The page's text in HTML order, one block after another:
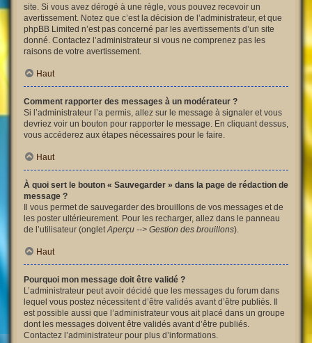
site. Si vous avez dérogé à une règle, vous pouvez recevoir un
avertissement. Notez que c’est la décision de l’administrateur, et que
phpBB Limited n’est pas concerné par les avertissements d’un site
donné. Contactez l’administrateur si vous ne comprenez pas les
raisons de votre avertissement.
Haut
Comment rapporter des messages à un modérateur ?
Si l’administrateur l’a permis, allez sur le message à signaler et vous
devriez voir un bouton pour rapporter le message. En cliquant dessus,
vous accéderez aux étapes nécessaires pour le faire.
Haut
À quoi sert le bouton « Sauvegarder » dans la page de rédaction de
message ?
Il vous permet de sauvegarder des brouillons de vos messages et de
les poster ultérieurement. Pour les recharger, allez dans le panneau
de l’utilisateur (ongletAperçu --> Gestion des brouillons).
Haut
Pourquoi mon message doit être validé ?
L’administrateur peut avoir décidé que les messages du forum dans
lequel vous postez nécessitent d’être validés avant d’être publiés. Il
est possible aussi que l’administrateur vous ait placé dans un groupe
dont les messages doivent être validés avant d’être publiés.
Contactez l’administrateur pour plus d’informations.